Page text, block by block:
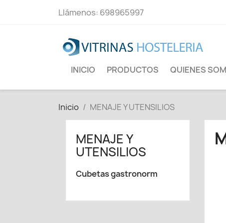
Llámenos: 698965997
INICIO PRODUCTOS QUIENES
Inicio MENAJE Y UTENSILIOS
MENAJE Y
UTENSILIOS
Cubetas gastronorm